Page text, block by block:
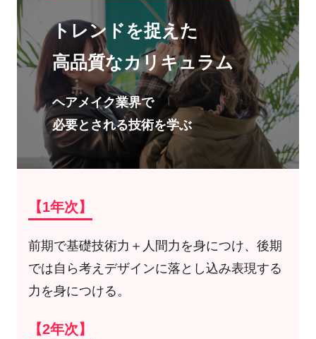
トレンドを捉えた
高品質なカリキュラム
ヘアメイク業界で
必要とされる技術を学ぶ
【1年次】
前期で基礎技術力＋人間力を身につけ、後期
では自ら考えデザインに落とし込み表現する
力を身につける。
【2年次】